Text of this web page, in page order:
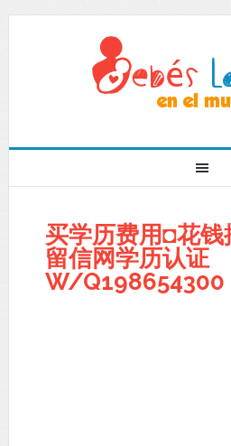
买学历费用◘花
留信网学历认证
W/Q198654300